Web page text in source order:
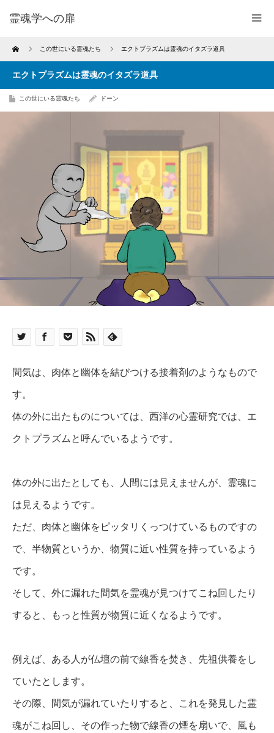
霊魂学への扉
Home この世にいる霊魂たち エクトプラズムは霊魂のイタズラ道具
エクトプラズムは霊魂のイタズラ道具
この世にいる霊魂たち ドーン
間気は、肉体と幽体を結びつける接着剤のようなもので
す。
体の外に出たものについては、西洋の心霊研究では、エ
クトプラズムと呼んでいるようです。
体の外に出たとしても、人間には見えませんが、霊魂に
は見えるようです。
ただ、肉体と幽体をピッタリくっつけているものですの
で、半物質というか、物質に近い性質を持っているよう
です。
そして、外に漏れた間気を霊魂が見つけてこね回したり
すると、もっと性質が物質に近くなるようです。
例えば、ある人が仏壇の前で線香を焚き、先祖供養をし
ていたとします。
その際、間気が漏れていたりすると、これを発見した霊
魂がこね回し、その作った物で線香の煙を扇いで、 風も